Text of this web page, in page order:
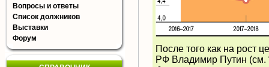
Вопросы и ответы
Список должников
Выставки
Форум
После того как на рост
РФ Владимир Путин (см.